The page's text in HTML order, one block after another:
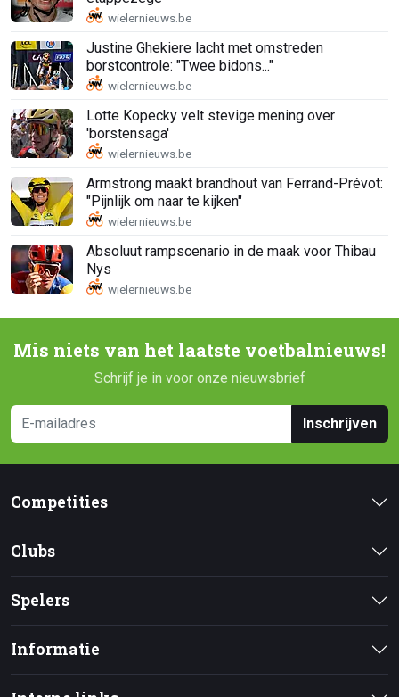
Justine Ghekiere lacht met omstreden
borstcontrole: "Twee bidons..."
Lotte Kopecky velt stevige mening over
'borstensaga'
Armstrong maakt brandhout van Ferrand-Prévot:
"Pijnlijk om naar te kijken"
Absoluut rampscenario in de maak voor Thibau
Nys
Mis niets van het laatste voetbalnieuws!
Schrijf je in voor onze nieuwsbrief
Inschrijven
Competities
Clubs
Spelers
Informatie